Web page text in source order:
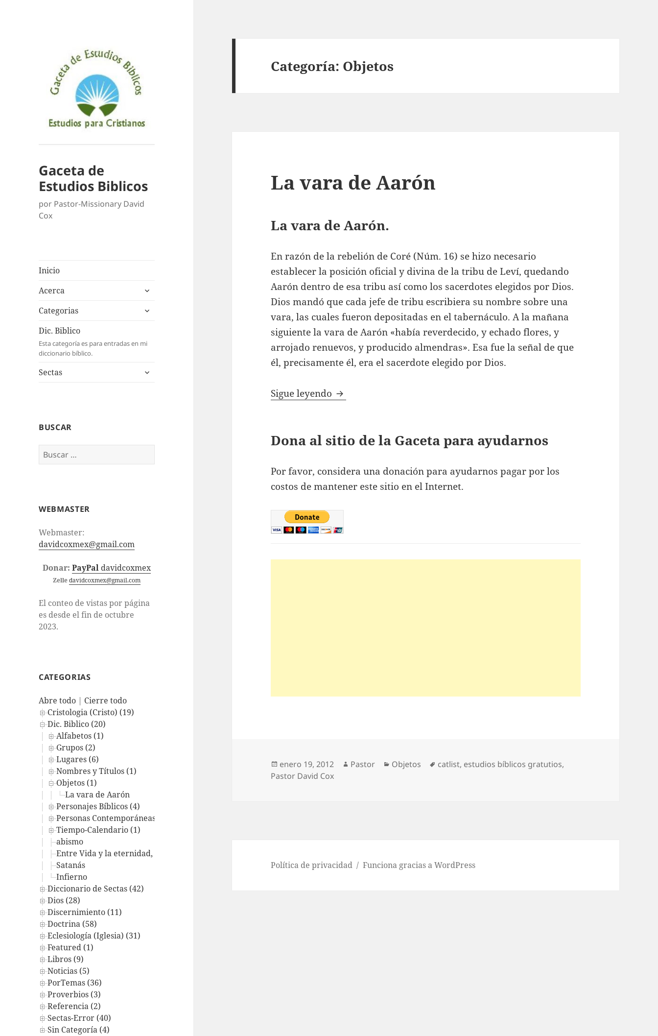
Gaceta de
Estudios Biblicos
por Pastor-Missionary David
Cox
Inicio
Acerca
expande
menú
Categorias
expande
inferior
Dic. Biblico
Esta categoría es para entradas en mi
diccionario bíblico.
Sectas
expande
BUSCAR
Buscar:
WEBMASTER
Webmaster:
davidcoxmex@gmail.com
Donar: PayPal davidcoxmex
Zelledavidcoxmex@gmail.com
El conteo de vistas por página
es desde el fin de octubre
2023.
CATEGORIAS
Abre todo | Cierre todo
Cristologia (Cristo) (19)
Dic. Biblico (20)
Alfabetos (1)
Grupos (2)
Lugares (6)
Nombres y Títulos (1)
Objetos (1)
La vara de Aarón
Personajes Bíblicos (4)
Personas Contemporáneas (1)
Tiempo-Calendario (1)
abismo
Entre Vida y la eternidad, ¿Purgatorio? ¿Reencarnación?
Satanás
Infierno
Diccionario de Sectas (42)
Dios (28)
Discernimiento (11)
Doctrina (58)
Eclesiología (Iglesia) (31)
Featured (1)
Libros (9)
Noticias (5)
PorTemas (36)
Proverbios (3)
Referencia (2)
Sectas-Error (40)
Sin Categoría (4)
Categoría: Objetos
La vara de Aarón
La vara de Aarón.
En razón de la rebelión de Coré (Núm. 16) se hizo necesario
establecer la posición oficial y divina de la tribu de Leví, quedando
Aarón dentro de esa tribu así como los sacerdotes elegidos por Dios.
Dios mandó que cada jefe de tribu escribiera su nombre sobre una
vara, las cuales fueron depositadas en el tabernáculo. A la mañana
siguiente la vara de Aarón «había reverdecido, y echado flores, y
arrojado renuevos, y producido almendras». Esa fue la señal de que
él, precisamente él, era el sacerdote elegido por Dios.
Sigue leyendo La vara de Aarón
Dona al sitio de la Gaceta para ayudarnos
Por favor, considera una donación para ayudarnos pagar por los
costos de mantener este sitio en el Internet.
Publicado
el
enero 19, 2012 Autor
Pastor Categorías
Objetos Etiquetas
catlist, estudios bíblicos gratutios,
Pastor David Cox
Política de privacidad Funciona gracias a WordPress